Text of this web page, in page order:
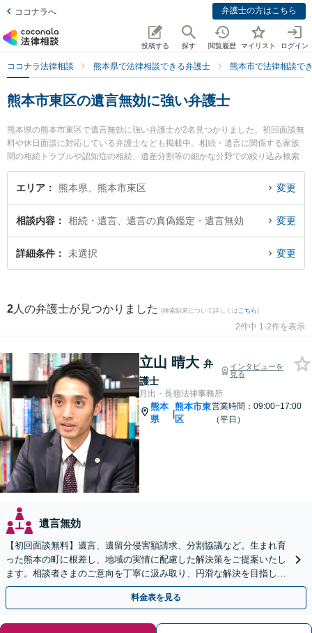
ココナラへ 弁護士の方はこちら
投稿する 探す 閲覧履歴 マイリスト ログイン
ココナラ法律相談 熊本県で法律相談できる弁護士 熊本市で法律相談で
熊本市東区の遺言無効に強い弁護士
熊本県の熊本市東区で遺言無効に強い弁護士が2名見つかりました。初回面談無
料や休日面談に対応している弁護士なども掲載中。相続・遺言に関係する家族
間の相続トラブルや認知症の相続、遺産分割等の細かな分野での絞り込み検索
もでき便利です。特に月出・長嶺法律事務所の立山 晴大弁護士や月出・長嶺法
律事務所の辻上 友男弁護士のプロフィール情報や弁護士費用、強みなどが注目
護士を検索したい』『初回相談無料で遺言無効を法律相談できる熊本市東区内
の弁護士に相談予約したい』などでお困りの相談者さんにおすすめです。
エリア 熊本県、熊本市東区 変更
相談内容 相続・遺言、遺言の真偽鑑定・遺言無効 変更
詳細条件 未選択 変更
2 人の弁護士が見つかりました (検索結果について詳しくは こちら)
2件中 1-2件を表示
立山 晴大 弁
護士
インタビューを
見る
月出・長嶺法律事務所
熊本
県
|
熊本市東
区
営業時間：09:00~17:00
（平日）
遺言無効
【初回面談無料】遺言、遺留分侵害額請求、分割協議など。生まれ育
った熊本の町に根差し、地域の実情に配慮した解決策をご提案いたし
ます。相談者さまのご意向を丁寧に汲み取り、円滑な解決を目指しま
す。不動産相続等の実績あり【休日・夜間相談OK】
料金表を見る